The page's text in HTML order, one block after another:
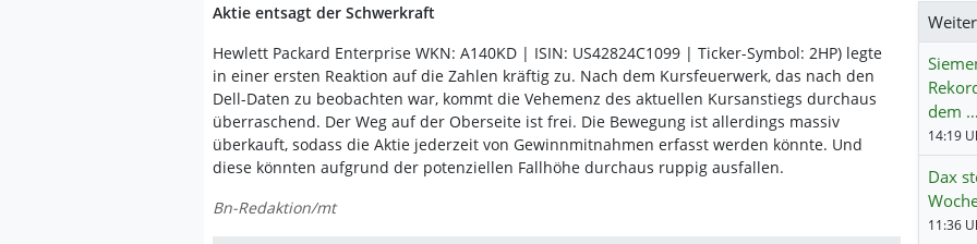
Aktie entsagt der Schwerkraft
Hewlett Packard Enterprise WKN: A140KD | ISIN: US42824C1099 | Ticker-Symbol: 2HP) legte
in einer ersten Reaktion auf die Zahlen kräftig zu. Nach dem Kursfeuerwerk, das nach den
Dell-Daten zu beobachten war, kommt die Vehemenz des aktuellen Kursanstiegs durchaus
überraschend. Der Weg auf der Oberseite ist frei. Die Bewegung ist allerdings massiv
überkauft, sodass die Aktie jederzeit von Gewinnmitnahmen erfasst werden könnte. Und
diese könnten aufgrund der potenziellen Fallhöhe durchaus ruppig ausfallen.
Bn-Redaktion/mt
dem …
Dax